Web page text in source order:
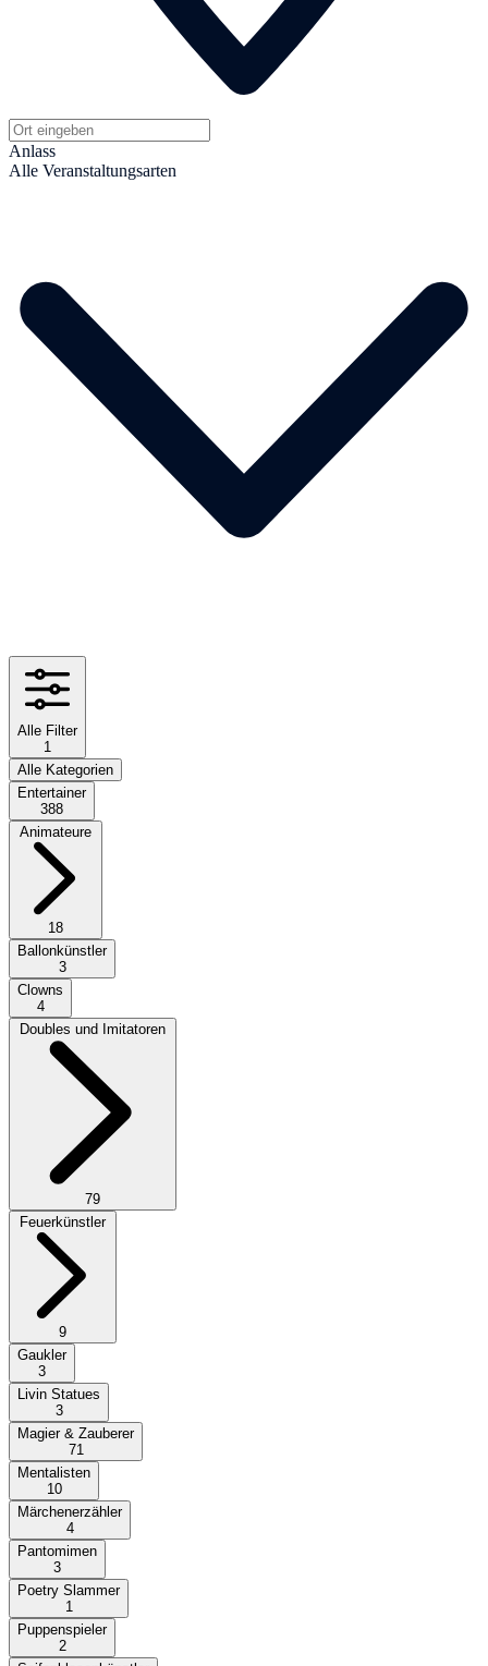
Anlass
Alle Veranstaltungsarten
Alle Filter
1
Alle Kategorien
Entertainer
388
18
Ballonkünstler
3
Clowns
4
79
Feuerkünstler
9
Gaukler
3
Livin Statues
3
Magier & Zauberer
71
Mentalisten
10
Märchenerzähler
4
Pantomimen
3
Poetry Slammer
1
Puppenspieler
2